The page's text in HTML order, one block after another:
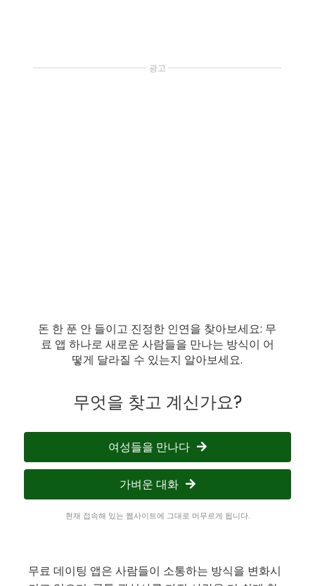
광고
돈 한 푼 안 들이고 진정한 인연을 찾아보세요: 무
료 앱 하나로 새로운 사람들을 만나는 방식이 어
떻게 달라질 수 있는지 알아보세요.
무엇을 찾고 계신가요?
여성들을 만나다
가벼운 대화
현재 접속해 있는 웹사이트에 그대로 머무르게 됩니다.
무료 데이팅 앱은 사람들이 소통하는 방식을 변화시